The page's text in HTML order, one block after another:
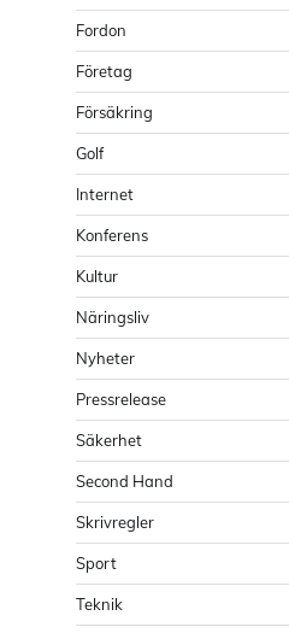
Fordon
Företag
Försäkring
Golf
Internet
Konferens
Kultur
Näringsliv
Nyheter
Pressrelease
Säkerhet
Second Hand
Skrivregler
Sport
Teknik